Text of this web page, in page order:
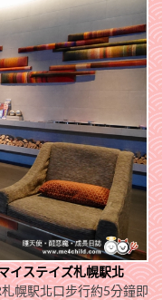
イステイズ札幌駅北
幌駅北口步行約5分鐘即